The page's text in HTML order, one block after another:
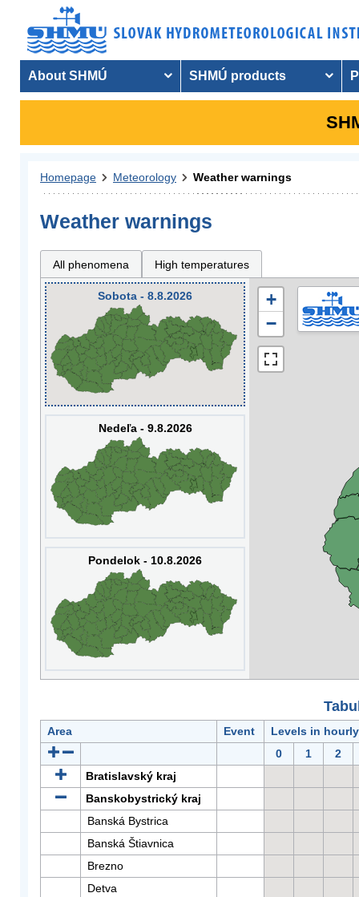
About SHMÚ SHMÚ products
Homepage Meteorology Weather warnings
Weather warnings
All phenomena High temperatures
Sobota - 8.8.2026
Nedeľa - 9.8.2026
Pondelok - 10.8.2026
+
−
Area Event
Levels in
0
1
2
Bratislavský kraj
Banskobystrický kraj
Banská Bystrica
Banská Štiavnica
Brezno
Detva